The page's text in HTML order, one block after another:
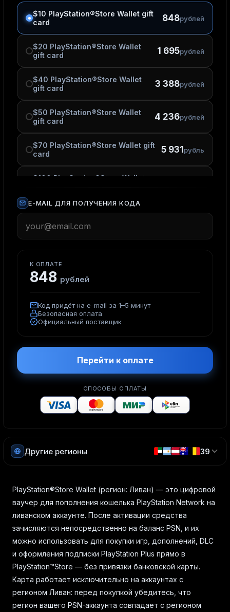
Другие регионы 39
$10 PlayStation®Store Wallet gift
card
848рублей
$20 PlayStation®Store Wallet
gift card
1 695рублей
$40 PlayStation®Store Wallet
gift card
3 388рублей
$50 PlayStation®Store Wallet
gift card
4 236рублей
$70 PlayStation®Store Wallet gift
card
5 931 рубль
$100 PlayStation®Store Wallet
$120 PlayStation®Store Wallet
10 216
$200 PlayStation®Store
Wallet gift card
E-MAIL ДЛЯ ПОЛУЧЕНИЯ КОДА
К ОПЛАТЕ
848 рублей
Код придёт на e-mail за 1–5 минут
Безопасная оплата
Официальный поставщик
Перейти к оплате
СПОСОБЫ ОПЛАТЫ
PlayStation®Store Wallet (регион: Ливан) — это цифровой
ваучер для пополнения кошелька PlayStation Network на
ливанском аккаунте. После активации средства
зачисляются непосредственно на баланс PSN, и их
можно использовать для покупки игр, дополнений, DLC
и оформления подписки PlayStation Plus прямо в
PlayStation™Store — без привязки банковской карты.
Карта работает исключительно на аккаунтах с
регионом Ливан: перед покупкой убедитесь, что
регион вашего PSN-аккаунта совпадает с регионом